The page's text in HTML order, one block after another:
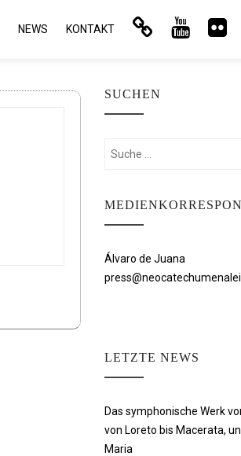
NEWS KONTAKT
SUCHEN
Suchen
Álvaro de Juana
LETZTE NEWS
Das symphonische Werk
von Loreto bis Macerata,
Maria